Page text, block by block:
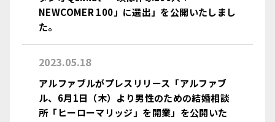
NEWCOMER 100」に選出」を公開いたしまし
た。
2023.05.18
アルファブルがプレスリリース「アルファブ
ル、6月1日（木）より男性のための結婚相談
所「ヒーローマリッジ」を開業」を公開いた